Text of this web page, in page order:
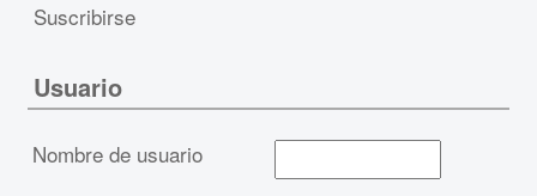
Suscribirse
Usuario
Nombre de usuario